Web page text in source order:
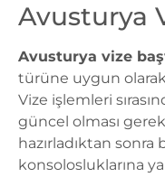
Avusturya
Avusturya vize
türüne uygun olarak
Vize işlemleri
güncel olması
hazırladıktan
konsolosluklarına